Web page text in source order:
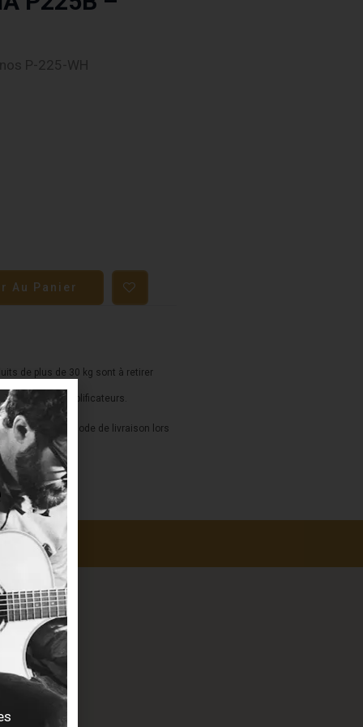
P-225-WH
Au Panier
de plus de 30 kg sont à retirer
batteries et amplificateurs.
sélection du mode de livraison lors